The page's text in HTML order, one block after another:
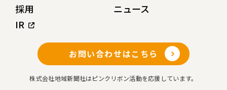
採用
IR
ニュース
お問い合わせはこちら
株式会社地域新聞社はピンクリボン活動を応援しています。